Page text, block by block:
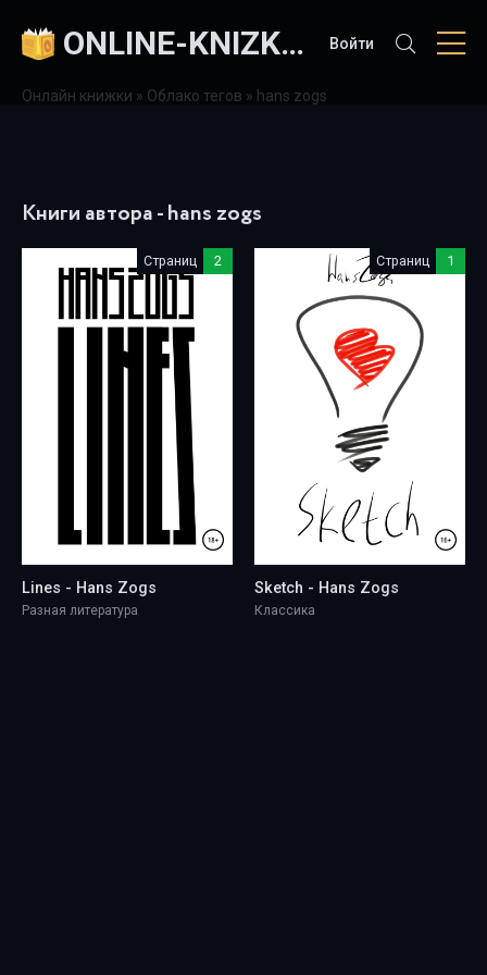
ONLINE-KNIZKI.COM Войти
Онлайн книжки » Облако тегов » hans zogs
Книги автора - hans zogs
Страниц 2
Lines - Hans Zogs
Разная литература
Страниц 1
Sketch - Hans Zogs
Классика